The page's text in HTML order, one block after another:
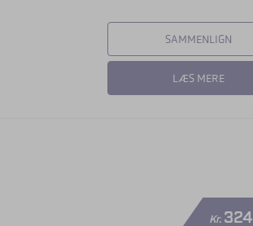
SAMMENLIGN
LÆS MERE
Kr. 324